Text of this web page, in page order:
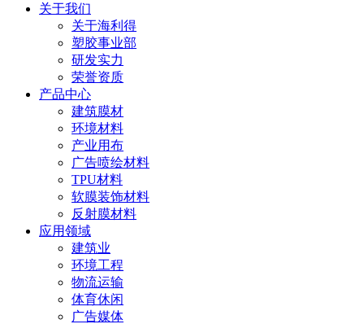
关于我们
关于海利得
塑胶事业部
研发实力
荣誉资质
产品中心
建筑膜材
环境材料
产业用布
广告喷绘材料
TPU材料
软膜装饰材料
反射膜材料
应用领域
建筑业
环境工程
物流运输
体育休闲
广告媒体